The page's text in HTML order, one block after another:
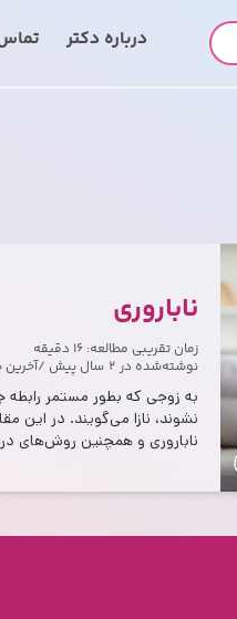
درباره‌ دکتر
ناباروری
زمان تقریبی مطالعه: ۱۶ دقیقه
نوشته‌شده در ۲ سال پیش /آخرین
به زوجی که بطور مستمر رابطه
نشوند، نازا می‌گویند. در این
ناباروری و همچنین روش‌های